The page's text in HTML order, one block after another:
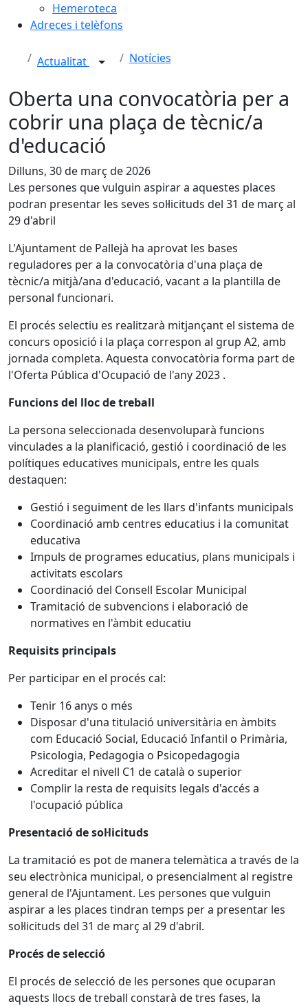
Hemeroteca
Adreces i telèfons
Actualitat Notícies
Oberta una convocatòria per a
cobrir una plaça de tècnic/a
d'educació
Dilluns, 30 de març de 2026
Les persones que vulguin aspirar a aquestes places
podran presentar les seves sol·licituds del 31 de març al
29 d'abril
L'Ajuntament de Pallejà ha aprovat les bases
reguladores per a la convocatòria d'una plaça de
tècnic/a mitjà/ana d'educació, vacant a la plantilla de
personal funcionari.
El procés selectiu es realitzarà mitjançant el sistema de
concurs oposició i la plaça correspon al grup A2, amb
jornada completa. Aquesta convocatòria forma part de
l'Oferta Pública d'Ocupació de l'any 2023 .
Funcions del lloc de treball
La persona seleccionada desenvoluparà funcions
vinculades a la planificació, gestió i coordinació de les
polítiques educatives municipals, entre les quals
destaquen:
Gestió i seguiment de les llars d'infants municipals
Coordinació amb centres educatius i la comunitat
educativa
Impuls de programes educatius, plans municipals i
activitats escolars
Coordinació del Consell Escolar Municipal
Tramitació de subvencions i elaboració de
normatives en l'àmbit educatiu
Requisits principals
Per participar en el procés cal:
Tenir 16 anys o més
Disposar d'una titulació universitària en àmbits
com Educació Social, Educació Infantil o Primària,
Psicologia, Pedagogia o Psicopedagogia
Acreditar el nivell C1 de català o superior
Complir la resta de requisits legals d'accés a
l'ocupació pública
Presentació de sol·licituds
La tramitació es pot de manera telemàtica a través de la
seu electrònica municipal, o presencialment al registre
general de l'Ajuntament. Les persones que vulguin
aspirar a les places tindran temps per a presentar les
sol·licituds del 31 de març al 29 d'abril.
Procés de selecció
El procés de selecció de les persones que ocuparan
aquests llocs de treball constarà de tres fases, la